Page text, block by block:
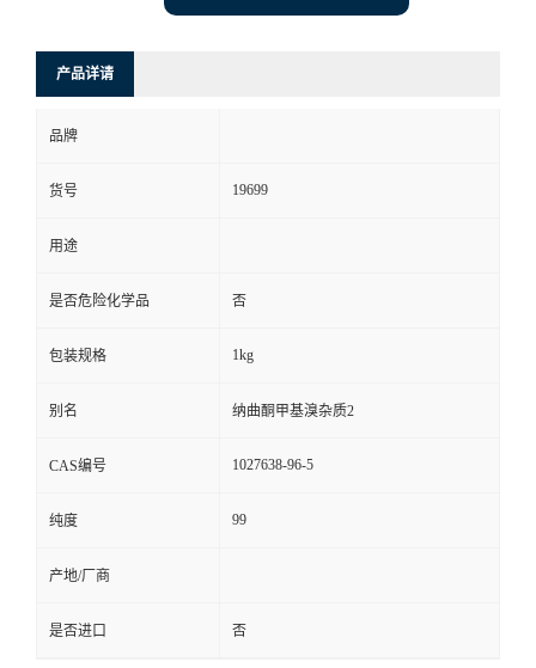
产品详请
品牌
货号 19699
用途
是否危险化学品 否
包装规格 1kg
别名 纳曲酮甲基溴杂质2
CAS编号 1027638-96-5
纯度 99
产地/厂商
是否进口 否